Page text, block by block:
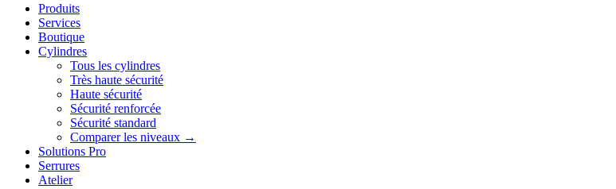
Produits
Services
Boutique
Cylindres
Tous les cylindres
Très haute sécurité
Haute sécurité
Sécurité renforcée
Sécurité standard
Comparer les niveaux →
Solutions Pro
Serrures
Atelier